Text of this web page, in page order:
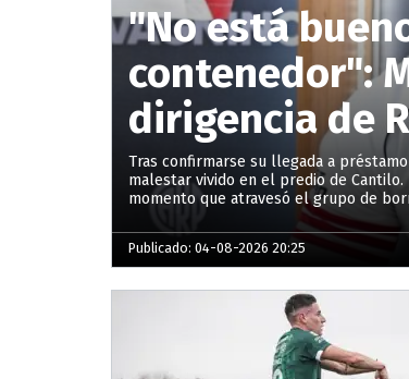
"No está
contenedor":
dirigencia de
Tras confirmarse su llegada a
malestar vivido en el predio de
momento que atravesó el grupo de
Publicado: 04-08-2026 20:25